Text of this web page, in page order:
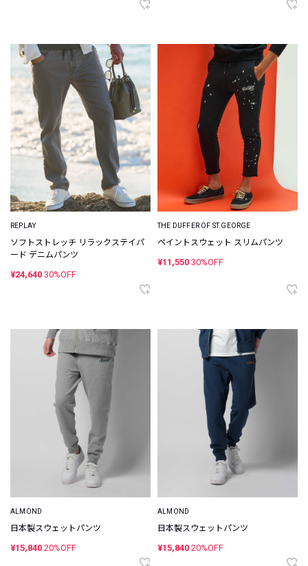
REPLAY
ソフトストレッチ リラックステイパ
ード デニムパンツ
¥24,640 30%OFF
THE DUFFER OF ST.GEORGE
ペイントスウェット スリムパンツ
¥11,550 30%OFF
ALMOND
日本製スウェットパンツ
¥15,840 20%OFF
ALMOND
日本製スウェットパンツ
¥15,840 20%OFF